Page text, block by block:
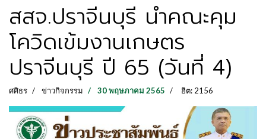
สสจ.ปราจีนบุรี นำคณะคุม
โควิดเข้มงานเกษตร
ปราจีนบุรี ปี 65 (วันที่ 4)
ศศิธร ข่าวกิจกรรม 30 พฤษภาคม 2565 ฮิต: 2156